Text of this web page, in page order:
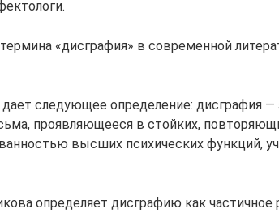
«дисграфия» в современной
дает следующее определение: дисграфия —
проявляющееся в стойких,
высших психических функций,
определяет дисграфию как частичное